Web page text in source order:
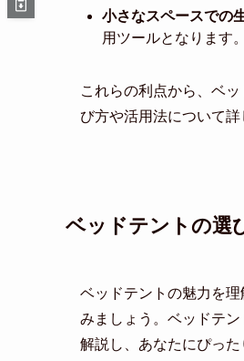
小さなスペースでの
用ツールとなります。
これらの利点から、ベ
び方や活用法について詳
ベッドテントの選
ベッドテントの魅力を
みましょう。ベッドテ
解説し、あなたにぴった